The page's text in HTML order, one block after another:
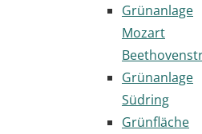
Grünanlage
Mozart
Grünanlage
Südring
Grünfläche